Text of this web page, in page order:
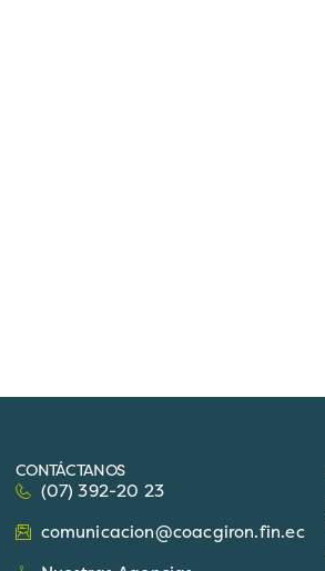
CONTÁCTANOS
(07) 392-20 23
comunicacion@coacgiron.fin.ec